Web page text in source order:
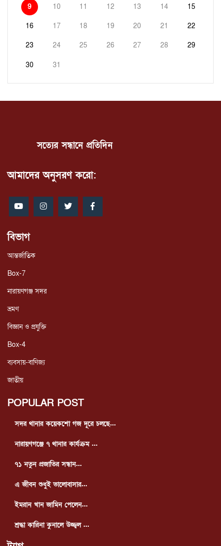
9 10 11 12 13 14 15
16 17 18 19 20 21 22
23 24 25 26 27 28 29
30 31
সত্যের সন্ধানে প্রতিদিন
আমাদের অনুসরণ করো:
বিভাগ
আন্তর্জাতিক
Box-7
নারায়ণগঞ্জ সদর
ভ্রমণ
বিজ্ঞান ও প্রযুক্তি
Box-4
ব্যবসায়-বাণিজ্য
জাতীয়
POPULAR POST
সদর থানার কয়েকশো গজ দূরে চলছে...
নারায়ণগঞ্জে ৭ থানার কার্যক্রম ...
৭১ নতুন প্রজাতির সন্ধান...
এ জীবন শুধুই ভালোবাসার...
ইমরান খান জামিন পেলেন...
শ্রদ্ধা কারিনা কুনালে উজ্জ্বল ...